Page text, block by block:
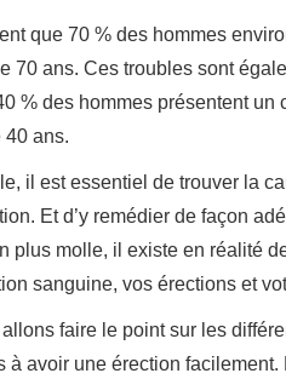
que 70 % des hommes
70 ans. Ces troubles sont
% des hommes présentent
40 ans.
il est essentiel de trouver la
Et d’y remédier de façon
plus molle, il existe en réalité
sanguine, vos érections et
faire le point sur les
à avoir une érection